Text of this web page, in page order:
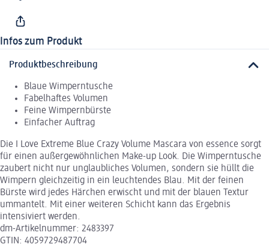
Infos zum Produkt
Produktbeschreibung
Blaue Wimperntusche
Fabelhaftes Volumen
Feine Wimpernbürste
Einfacher Auftrag
Die I Love Extreme Blue Crazy Volume Mascara von essence sorgt
für einen außergewöhnlichen Make-up Look. Die Wimperntusche
zaubert nicht nur unglaubliches Volumen, sondern sie hüllt die
Wimpern gleichzeitig in ein leuchtendes Blau. Mit der feinen
Bürste wird jedes Härchen erwischt und mit der blauen Textur
ummantelt. Mit einer weiteren Schicht kann das Ergebnis
intensiviert werden.
dm-Artikelnummer: 2483397
GTIN: 4059729487704